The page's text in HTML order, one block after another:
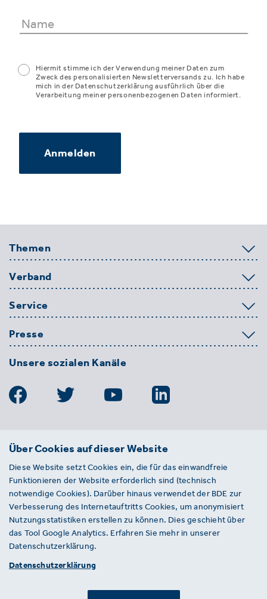
Hiermit stimme ich der Verwendung meiner Daten zum
Zweck des personalisierten Newsletterversands zu. Ich habe
mich in der Datenschutzerklärung ausführlich über die
Verarbeitung meiner personenbezogenen Daten informiert.
Anmelden
Themen
Verband
Service
Presse
Unsere sozialen Kanäle
BDE
Entsorgungs-, Wasser- und
Kreislaufwirtschaft e. V.
Von-der-Heydt-Straße 2
D 10785 Berlin
Sie haben einen Fehler auf unserer Website
gefunden? Ihnen ist ein defekter Link
aufgefallen? Wir freuen uns über Ihren
Über Cookies auf dieser Website
Diese Website setzt Cookies ein, die für das einwandfreie
Funktionieren der Website erforderlich sind (technisch
notwendige Cookies). Darüber hinaus verwendet der BDE zur
Verbesserung des Internetauftritts Cookies, um anonymisiert
Nutzungsstatistiken erstellen zu können. Dies geschieht über
das Tool Google Analytics. Erfahren Sie mehr in unserer
Datenschutzerklärung.
Datenschutzerklärung